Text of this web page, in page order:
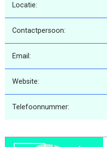
Locatie:
Contactpersoon:
Email:
Website:
Telefoonnummer: